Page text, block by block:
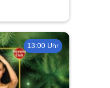
13:00 Uhr